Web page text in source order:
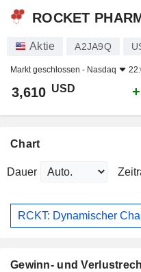
ROCKET
Aktie A2JA9Q
Markt geschlossen - Nasdaq
3,610 USD
Chart
Dauer
RCKT: Dynamischer
Gewinn- und